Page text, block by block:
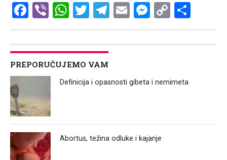
Facebook
ViberWhatsApp
Twitter
Telegram
EmailCopy
PREPORUČUJEMO VAM
Definicija i opasnosti gibeta i nemimeta
Abortus, težina odluke i kajanje